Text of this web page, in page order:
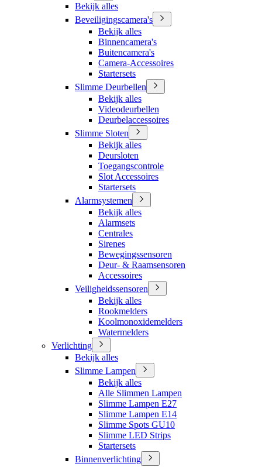
Bekijk alles
Beveiligingscamera's
Bekijk alles
Binnencamera's
Buitencamera's
Camera-Accessoires
Startersets
Slimme Deurbellen
Bekijk alles
Videodeurbellen
Deurbelaccessoires
Slimme Sloten
Bekijk alles
Deursloten
Toegangscontrole
Slot Accessoires
Startersets
Alarmsystemen
Bekijk alles
Alarmsets
Centrales
Sirenes
Bewegingssensoren
Deur- & Raamsensoren
Accessoires
Veiligheidssensoren
Bekijk alles
Rookmelders
Koolmonoxidemelders
Watermelders
Verlichting
Bekijk alles
Slimme Lampen
Bekijk alles
Alle Slimmen Lampen
Slimme Lampen E27
Slimme Lampen E14
Slimme Spots GU10
Slimme LED Strips
Startersets
Binnenverlichting